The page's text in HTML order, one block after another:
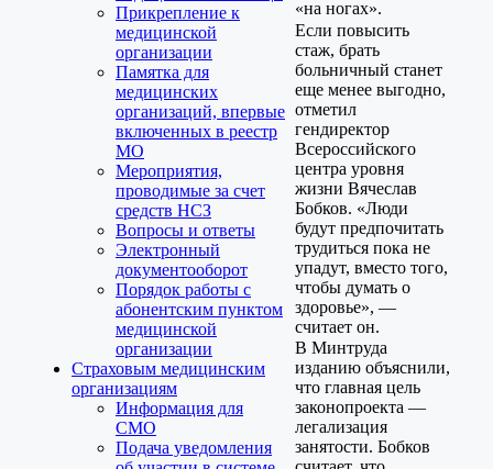
Прикрепление к
медицинской
организации
Памятка для
медицинских
организаций, впервые
включенных в реестр
МО
Мероприятия,
проводимые за счет
средств НСЗ
Вопросы и ответы
Электронный
документооборот
Порядок работы с
абонентским пунктом
медицинской
организации
Страховым медицинским
организациям
Информация для
СМО
Подача уведомления
«на ногах».
Если повысить
стаж, брать
больничный станет
еще менее выгодно,
отметил
гендиректор
Всероссийского
центра уровня
жизни Вячеслав
Бобков. «Люди
будут предпочитать
трудиться пока не
упадут, вместо того,
чтобы думать о
здоровье», —
считает он.
В Минтруда
изданию объяснили,
что главная цель
законопроекта —
легализация
занятости. Бобков